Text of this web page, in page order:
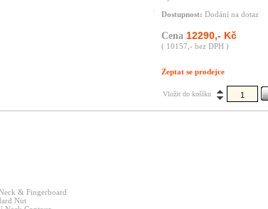
Dostupnost: Dodání na dotaz
Cena 12290,- Kč
( 10157,- bez DPH )
Zeptat se prodejce
Vložit do košíku
& Fingerboard
Nut